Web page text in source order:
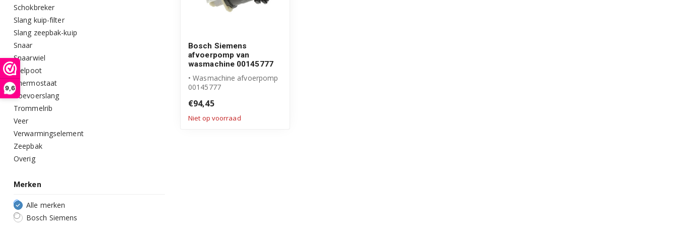
9,6
Schokbreker
Slang kuip-filter
Slang zeepbak-kuip
Snaar
Snaarwiel
Stelpoot
Thermostaat
Toevoerslang
Trommelrib
Veer
Verwarmingselement
Zeepbak
Overig
Merken
Alle merken
Bosch Siemens
Bosch Siemens
afvoerpomp van
wasmachine 00145777
• Wasmachine afvoerpomp
00145777
product
• Pomp incl...
€94,45
Niet op voorraad